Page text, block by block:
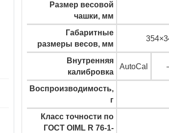
Размер весовой
чашки, мм
Габаритные
размеры весов, мм
Внутренняя
калибровка
AutoCal
Воспроизводимость,
г
Класс точности по
ГОСТ OIML R 76-1-